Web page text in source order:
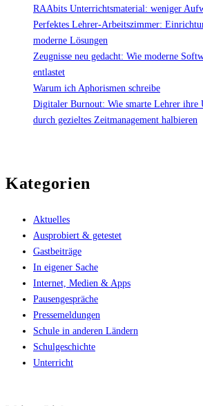
RAAbits Unterrichtsmaterial: weniger
Perfektes Lehrer-Arbeitszimmer:
moderne Lösungen
Zeugnisse neu gedacht: Wie moderne
entlastet
Warum ich Aphorismen schreibe
Digitaler Burnout: Wie smarte Lehrer ihre
durch gezieltes Zeitmanagement halbieren
Kategorien
Aktuelles
Ausprobiert & getestet
Gastbeiträge
In eigener Sache
Internet, Medien & Apps
Pausengespräche
Pressemeldungen
Schule in anderen Ländern
Schulgeschichte
Unterricht